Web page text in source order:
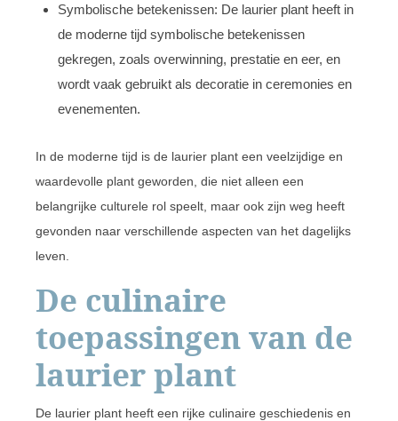
Symbolische betekenissen: De laurier plant heeft in
de moderne tijd symbolische betekenissen
gekregen, zoals overwinning, prestatie en eer, en
wordt vaak gebruikt als decoratie in ceremonies en
evenementen.
In de moderne tijd is de laurier plant een veelzijdige en
waardevolle plant geworden, die niet alleen een
belangrijke culturele rol speelt, maar ook zijn weg heeft
gevonden naar verschillende aspecten van het dagelijks
leven.
De culinaire
toepassingen van de
laurier plant
De laurier plant heeft een rijke culinaire geschiedenis en